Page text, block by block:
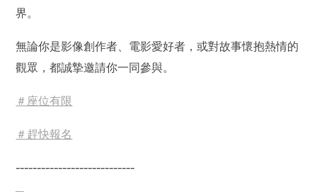
界。
無論你是影像創作者、電影愛好者，或對故事懷抱熱情的
觀眾，都誠摯邀請你一同參與。
＃座位有限
＃趕快報名
----------------------------